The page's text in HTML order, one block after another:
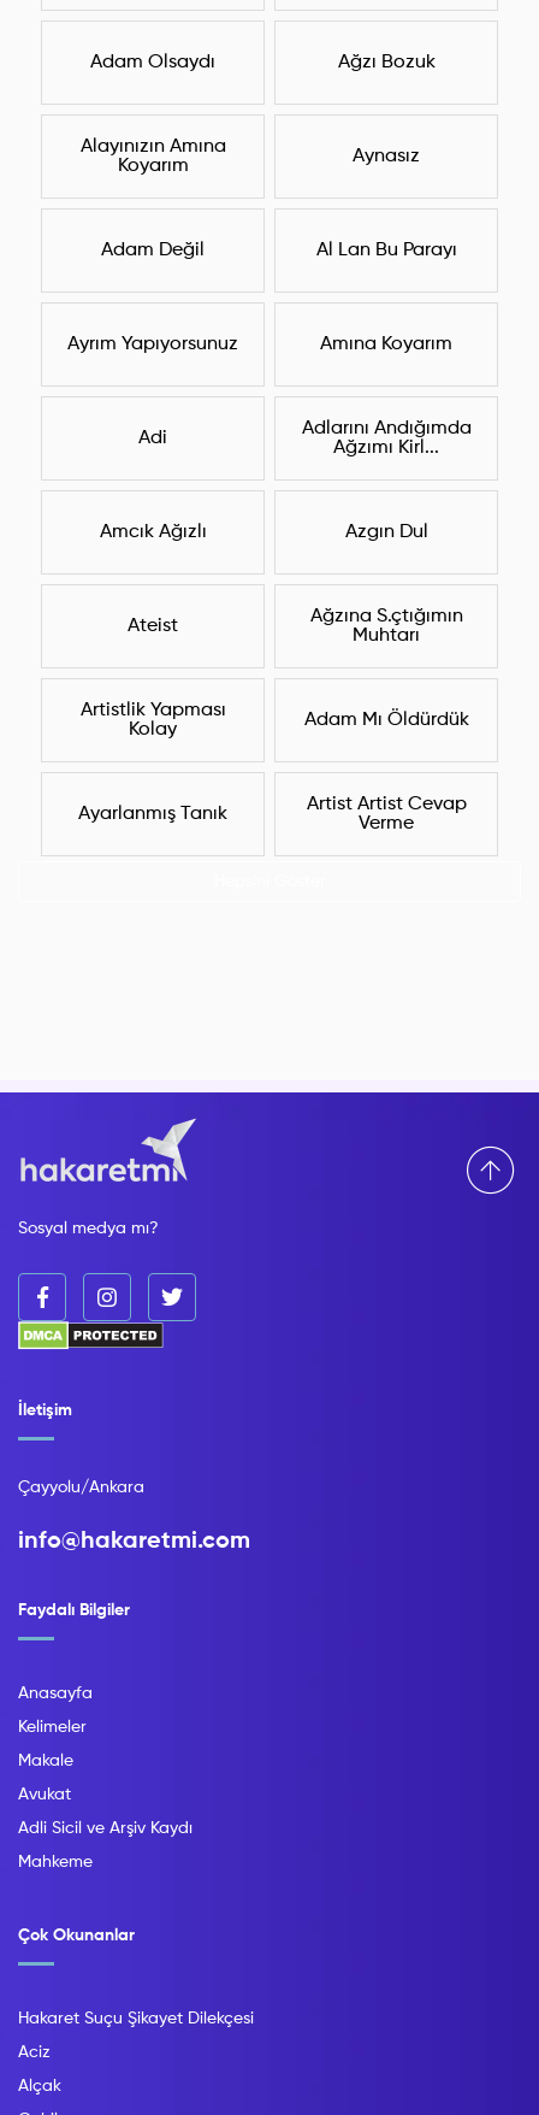
Adam Olsaydı Ağzı Bozuk
Alayınızın Amına
Koyarım
Aynasız
Adam Değil Al Lan Bu Parayı
Ayrım Yapıyorsunuz Amına Koyarım
Adi
Adlarını Andığımda
Ağzımı Kirl...
Amcık Ağızlı Azgın Dul
Ateist
Ağzına S.çtığımın
Muhtarı
Artistlik Yapması
Kolay
Adam Mı Öldürdük
Ayarlanmış Tanık
Artist Artist Cevap
Verme
Sosyal medya mı?
Faydalı Bilgiler
Anasayfa
Kelimeler
Makale
Avukat
Adli Sicil ve Arşiv Kaydı
Mahkeme
Çok Okunanlar
Hakaret Suçu Şikayet Dilekçesi
Aciz
Alçak
İletişim
Çayyolu/Ankara
info@hakaretmi.com